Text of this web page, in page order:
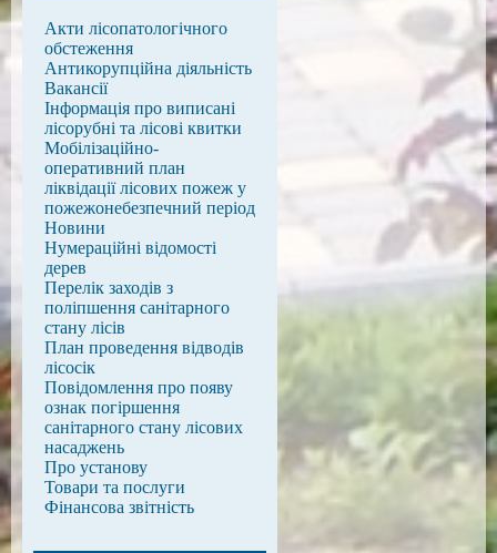
Акти лісопатологічного
обстеження
Антикорупційна діяльність
Вакансії
Інформація про виписані
лісорубні та лісові квитки
Мобілізаційно-
оперативний план
ліквідації лісових пожеж у
пожежонебезпечний період
Новини
Нумераційні відомості
дерев
Перелік заходів з
поліпшення санітарного
стану лісів
План проведення відводів
лісосік
Повідомлення про появу
ознак погіршення
санітарного стану лісових
насаджень
Про установу
Товари та послуги
Фінансова звітність